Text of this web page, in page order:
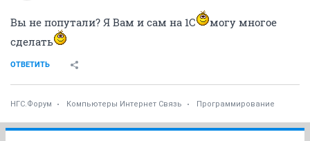
Вы не попутали? Я Вам и сам на 1С
могу многое
сделать
ОТВЕТИТЬ
НГС.Форум Компьютеры Интернет Связь Программирование